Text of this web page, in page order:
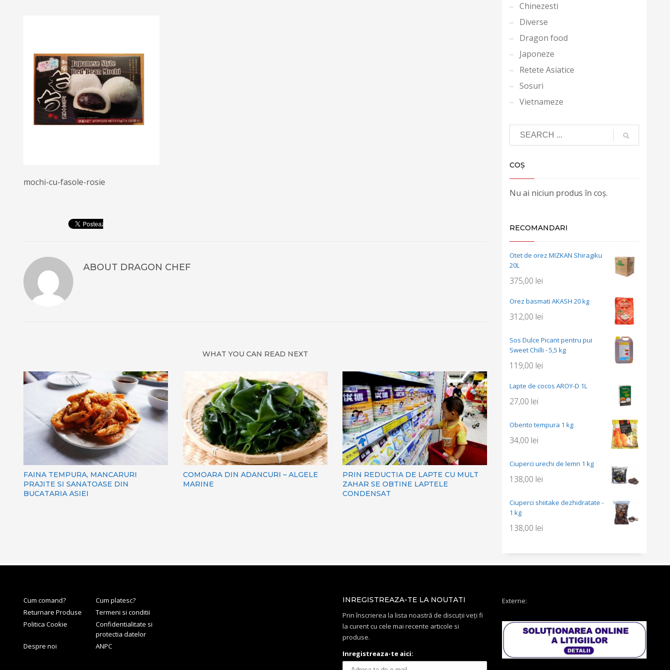
mochi-cu-fasole-rosie
ABOUT DRAGON CHEF
WHAT YOU CAN READ NEXT
FAINA TEMPURA, MANCARURI
PRAJITE SI SANATOASE DIN
BUCATARIA ASIEI
COMOARA DIN ADANCURI – ALGELE
MARINE
PRIN REDUCTIA DE LAPTE CU MULT
ZAHAR SE OBTINE LAPTELE
CONDENSAT
Chinezesti
Diverse
Dragon food
Japoneze
Retete Asiatice
Sosuri
Vietnameze
COȘ
Nu ai niciun produs în coș.
RECOMANDARI
Otet de orez MIZKAN Shiragiku
20L
375,00 lei
Orez basmati AKASH 20 kg
312,00 lei
Sos Dulce Picant pentru pui
Sweet Chilli - 5,5 kg
119,00 lei
Lapte de cocos AROY-D 1L
27,00 lei
Obento tempura 1 kg
34,00 lei
Ciuperci urechi de lemn 1 kg
138,00 lei
Ciuperci shiitake dezhidratate -
1 kg
138,00 lei
Cum comand?
Cum platesc?
Returnare Produse
Termeni si conditii
Politica Cookie
Confidentialitate si
protectia datelor
Despre noi
ANPC
INREGISTREAZA-TE LA NOUTATI
Prin înscrierea la lista noastră de discuții veți fi
la curent cu cele mai recente articole si
produse.
Inregistreaza-te aici:
Externe: